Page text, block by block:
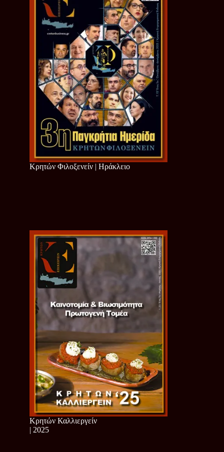
Κρητών Φιλοξενείν | Ηράκλειο
Κρητών Καλλιεργείν
| 2025